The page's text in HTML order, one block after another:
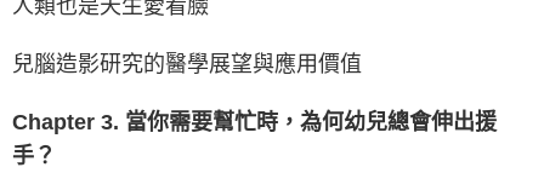
人類也是天生愛看臉
兒腦造影研究的醫學展望與應用價值
Chapter 3. 當你需要幫忙時，為何幼兒總會伸出援
手？